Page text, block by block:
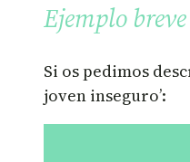
Ejemplo breve
Si os pedimos
joven inseguro’: